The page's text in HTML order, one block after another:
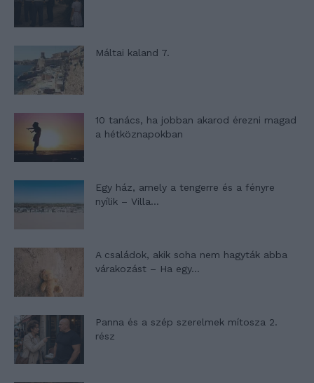
Máltai kaland 7.
10 tanács, ha jobban akarod érezni magad
a hétköznapokban
Egy ház, amely a tengerre és a fényre
nyílik – Villa...
A családok, akik soha nem hagyták abba
várakozást – Ha egy...
Panna és a szép szerelmek mítosza 2.
rész